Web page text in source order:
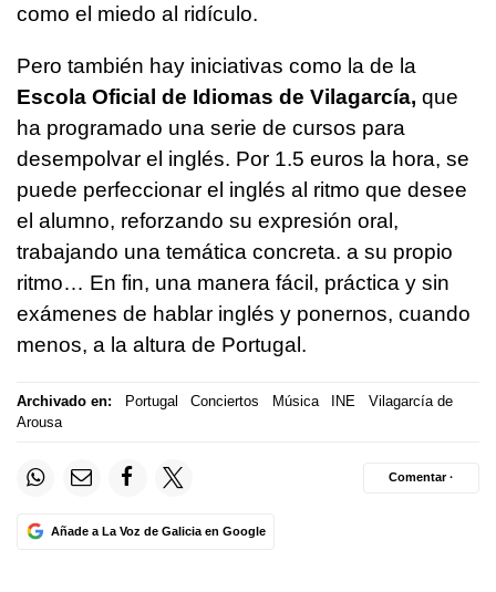
como el miedo al ridículo.
Pero también hay iniciativas como la de la
Escola Oficial de Idiomas de Vilagarcía, que
ha programado una serie de cursos para
desempolvar el inglés. Por 1.5 euros la hora, se
puede perfeccionar el inglés al ritmo que desee
el alumno, reforzando su expresión oral,
trabajando una temática concreta. a su propio
ritmo… En fin, una manera fácil, práctica y sin
exámenes de hablar inglés y ponernos, cuando
menos, a la altura de Portugal.
Archivado en: Portugal Conciertos Música INE
Vilagarcía de
Arousa
Añade a La Voz de Galicia en Google
Comentar ·